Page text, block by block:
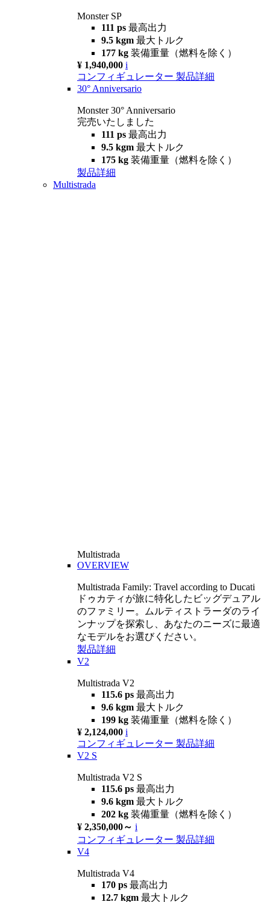
Monster SP
111 ps 最高出力
9.5 kgm 最大トルク
177 kg 装備重量（燃料を除く）
¥ 1,940,000 i
コンフィギュレーター 製品詳細
30° Anniversario
Monster 30° Anniversario
完売いたしました
111 ps 最高出力
9.5 kgm 最大トルク
175 kg 装備重量（燃料を除く）
製品詳細
Multistrada
Multistrada
OVERVIEW
Multistrada Family: Travel according to Ducati
ドゥカティが旅に特化したビッグデュアル
のファミリー。ムルティストラーダのライ
ンナップを探索し、あなたのニーズに最適
なモデルをお選びください。
製品詳細
V2
Multistrada V2
115.6 ps 最高出力
9.6 kgm 最大トルク
199 kg 装備重量（燃料を除く）
¥ 2,124,000 i
コンフィギュレーター 製品詳細
V2 S
Multistrada V2 S
115.6 ps 最高出力
9.6 kgm 最大トルク
202 kg 装備重量（燃料を除く）
¥ 2,350,000～ i
コンフィギュレーター 製品詳細
V4
Multistrada V4
170 ps 最高出力
12.7 kgm 最大トルク